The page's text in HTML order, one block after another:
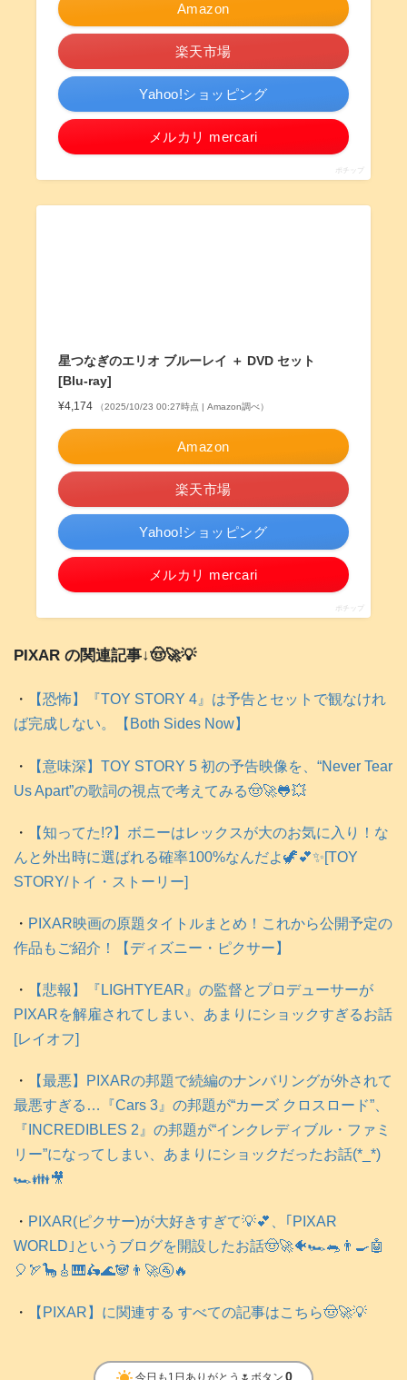
Amazon
楽天市場
Yahoo!ショッピング
メルカリ mercari
ポチップ
星つなぎのエリオ ブルーレイ ＋ DVD セット
[Blu-ray]
¥4,174 （2025/10/23 00:27時点 | Amazon調べ）
Amazon
楽天市場
Yahoo!ショッピング
メルカリ mercari
ポチップ
PIXAR の関連記事↓🤠🚀💡
・
【恐怖】『TOY STORY 4』は予告とセットで観なけれ
ば完成しない。【Both Sides Now】
・
【意味深】TOY STORY 5 初の予告映像を、“Never Tear
Us Apart”の歌詞の視点で考えてみる🤠🚀🐸💥
・
【知ってた!?】ボニーはレックスが大のお気に入り！な
んと外出時に選ばれる確率100%なんだよ🦖💕✨️[TOY
STORY/トイ・ストーリー]
・ PIXAR映画の原題タイトルまとめ！これから公開予定の
作品もご紹介！【ディズニー・ピクサー】
・
【悲報】『LIGHTYEAR』の監督とプロデューサーが
PIXARを解雇されてしまい、あまりにショックすぎるお話
[レイオフ]
・
【最悪】PIXARの邦題で続編のナンバリングが外されて
最悪すぎる…『Cars 3』の邦題が“カーズ クロスロード”、
『INCREDIBLES 2』の邦題が“インクレディブル・ファミ
リー”になってしまい、あまりにショックだったお話(*_*)
🏎️👪️🎥
・ PIXAR(ピクサー)が大好きすぎて💡💕、｢PIXAR
WORLD｣というブログを開設したお話🤠🚀🐠🏎️🐀👨‍🍳🤖
🎈🏹🦕🎸🎹🛵🌊🐼👨‍🚀🚰🔥
・ 【PIXAR】に関連する すべての記事はこちら🤠🚀💡
0